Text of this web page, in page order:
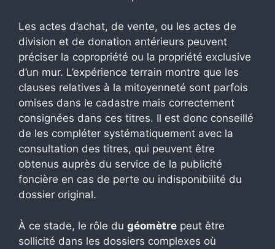
Les actes d’achat, de vente, ou les actes de
division et de donation antérieurs peuvent
préciser la copropriété ou la propriété exclusive
d’un mur. L’expérience terrain montre que les
clauses relatives à la mitoyenneté sont parfois
omises dans le cadastre mais correctement
consignées dans ces titres. Il est donc conseillé
de les compléter systématiquement avec la
consultation des titres, qui peuvent être
obtenus auprès du service de la publicité
foncière en cas de perte ou indisponibilité du
dossier original.
À ce stade, le rôle du géomètre peut être
sollicité dans les dossiers complexes où